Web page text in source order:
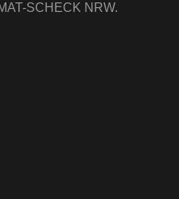
SCHECK NRW.